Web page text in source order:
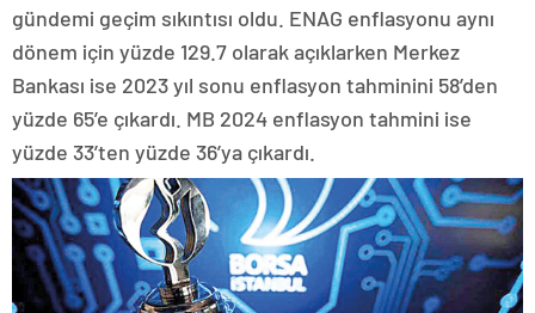
gündemi geçim sıkıntısı oldu. ENAG enflasyonu aynı
dönem için yüzde 129.7 olarak açıklarken Merkez
Bankası ise 2023 yıl sonu enflasyon tahminini 58’den
yüzde 65’e çıkardı. MB 2024 enflasyon tahmini ise
yüzde 33’ten yüzde 36’ya çıkardı.